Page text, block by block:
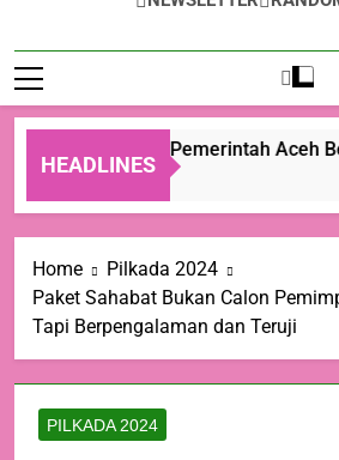
HEADLINES
Kementan dan Pemerintah Aceh
Home
Pilkada 2024
Paket Sahabat Bukan Calon
Tapi Berpengalaman dan Teruji
PILKADA 2024